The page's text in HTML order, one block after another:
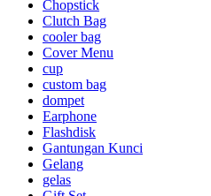
Chopstick
Clutch Bag
cooler bag
Cover Menu
cup
custom bag
dompet
Earphone
Flashdisk
Gantungan Kunci
Gelang
gelas